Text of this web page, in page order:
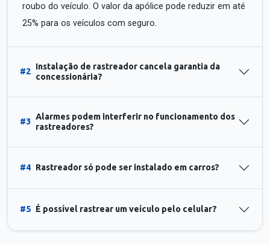
roubo do veículo. O valor da apólice pode reduzir em até
25% para os veículos com seguro.
#2
Instalação de rastreador cancela garantia da
concessionária?
#3
Alarmes podem interferir no funcionamento dos
rastreadores?
#4 Rastreador só pode ser instalado em carros?
#5 É possível rastrear um veículo pelo celular?